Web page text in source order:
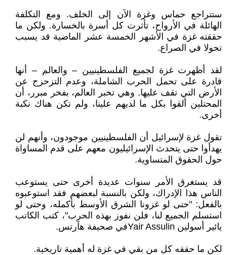
ستتراجع حماس وغزة الآن إلى الخلف. ومع التكلفة
الهائلة في الأرواح، تأثرت كل أسرة بالخسارة. ولكن ما
حققته غزة في الأشهر الخمسة عشر الماضية قد يسبب
تحولا في الصراع.
لقد أظهرت غزة لجميع الفلسطينيين – والعالم – أنها
قادرة على تحمل الحرب الشاملة، وعدم التزحزح عن
الأرض التي تقف عليها. وهي تخبر العالم، بفخر مبرر، أن
المحتلين ألقوا بكل ما لديهم علينا، ولم تكن هناك نكبة
أخرى.
تقول غزة لإسرائيل أن الفلسطينيين موجودون، وأنهم لن
يهدأوا حتى يتحدث الإسرائيليون معهم على قدم المساواة
حول الحقوق المتساوية.
قد يستغرق الأمر سنوات عديدة أخرى حتى يستوعب
الناس هذا الإدراك، ولكن بالنسبة لبعضهم فقد استوعبوه
بالفعل: "حتى لو غزونا الشرق الأوسط بأكمله، وحتى لو
استسلم الجميع لنا، فلن نفوز بهذه الحرب"، كتب الكاتب
يائير أسولين Yair Assulinفي صحيفة هآرتس.
لكن ما حققه كل من بقي في غزة له أهمية تاريخية.